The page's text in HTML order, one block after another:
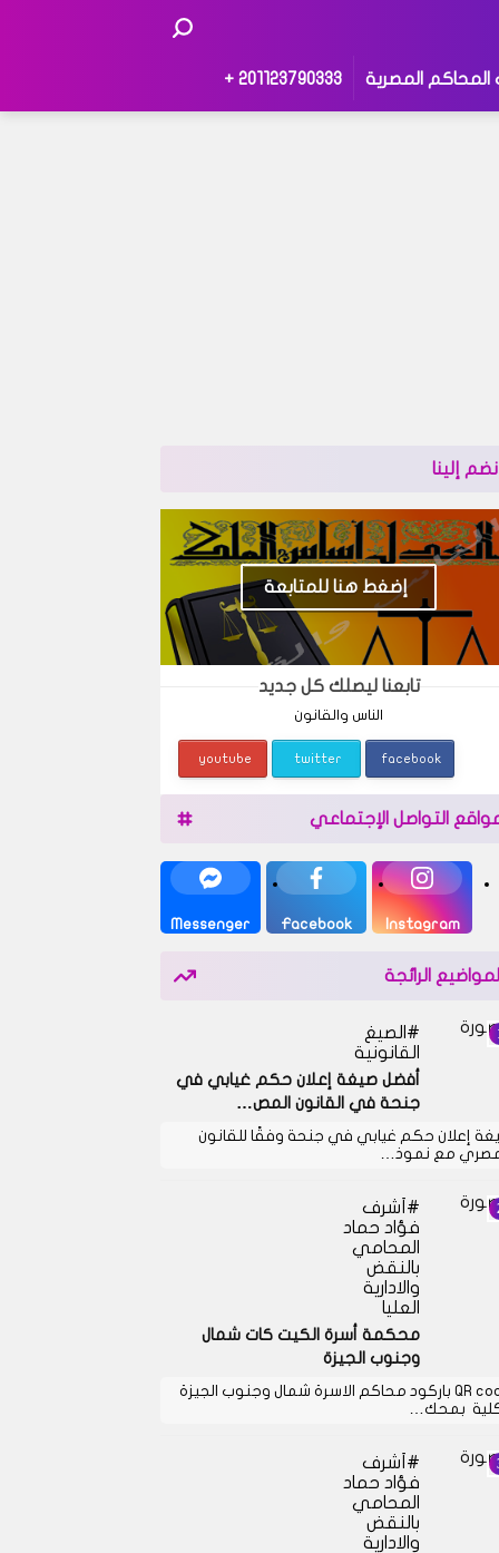
المحاكم المصرية 201123790333 +
إنضم إلينا
إضغط هنا للمتابعة
تابعنا ليصلك كل جديد
الناس والقانون
facebook
twitter
youtube
التواصل الإجتماعي
Instagram
Facebook
Messenger
المواضيع الرائجة
الصيغ
القانونية
أفضل صيغة إعلان حكم غيابي في
جنحة في القانون المص…
إعلان حكم غيابي في جنحة وفقًا للقانون
مع نموذ…
أشرف
فؤاد حماد
المحامي
بالنقض
والادارية
العليا
محكمة أسرة الكيت كات شمال
وجنوب الجيزة
QR code باركود محاكم الاسرة شمال وجنوب الجيزة
بمحك…
أشرف
فؤاد حماد
المحامي
بالنقض
والادارية